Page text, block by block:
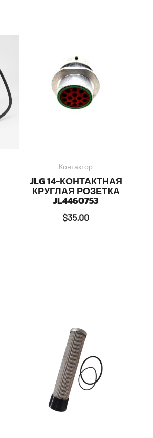
Контактор
JLG 14-КОНТАКТНАЯ
КРУГЛАЯ РОЗЕТКА
JL4460753
$35.00